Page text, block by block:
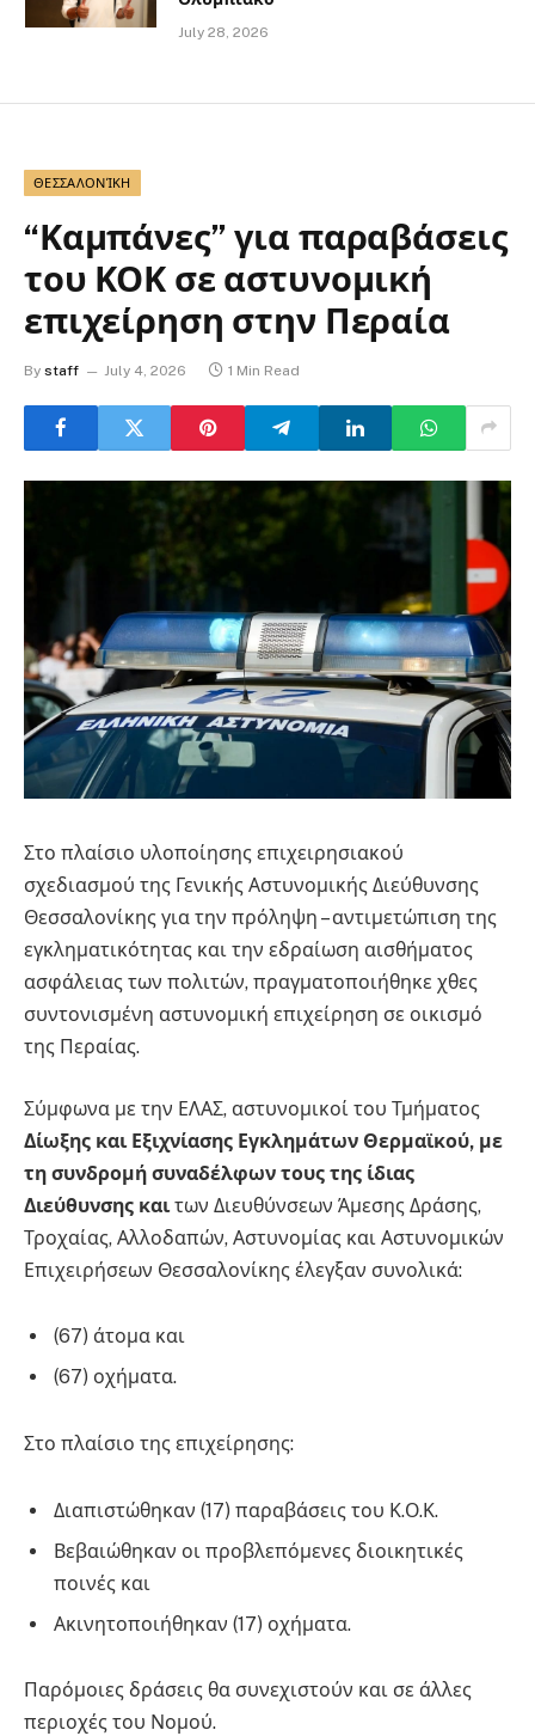
July 28, 2026
ΘΕΣΣΑΛΟΝΊΚΗ
“Καμπάνες” για παραβάσεις
του ΚΟΚ σε αστυνομική
επιχείρηση στην Περαία
By staff July 4, 2026 1 Min Read
Στο πλαίσιο υλοποίησης επιχειρησιακού
σχεδιασμού της Γενικής Αστυνομικής Διεύθυνσης
Θεσσαλονίκης για την πρόληψη – αντιμετώπιση της
εγκληματικότητας και την εδραίωση αισθήματος
ασφάλειας των πολιτών, πραγματοποιήθηκε χθες
συντονισμένη αστυνομική επιχείρηση σε οικισμό
της Περαίας.
Σύμφωνα με την ΕΛΑΣ, αστυνομικοί του Τμήματος
Δίωξης και Εξιχνίασης Εγκλημάτων Θερμαϊκού, με
τη συνδρομή συναδέλφων τους της ίδιας
Διεύθυνσης καιτων Διευθύνσεων Άμεσης Δράσης,
Τροχαίας, Αλλοδαπών, Αστυνομίας και Αστυνομικών
Επιχειρήσεων Θεσσαλονίκης έλεγξαν συνολικά:
(67) άτομα και
(67) οχήματα.
Στο πλαίσιο της επιχείρησης:
Διαπιστώθηκαν (17) παραβάσεις του Κ.Ο.Κ.
Βεβαιώθηκαν οι προβλεπόμενες διοικητικές
ποινές και
Ακινητοποιήθηκαν (17) οχήματα.
Παρόμοιες δράσεις θα συνεχιστούν και σε άλλες
περιοχές του Νομού.